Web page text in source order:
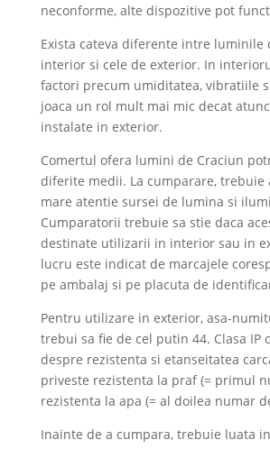
neconforme, alte dispozitive pot
Exista cateva diferente intre luminile
interior si cele de exterior. In
factori precum umiditatea, vibratiile
joaca un rol mult mai mic decat
instalate in exterior.
Comertul ofera lumini de Craciun
diferite medii. La cumparare, trebuie
mare atentie sursei de lumina si
Cumparatorii trebuie sa stie daca
destinate utilizarii in interior sau in
lucru este indicat de marcajele
pe ambalaj si pe placuta de
Pentru utilizare in exterior, asa-
trebui sa fie de cel putin 44. Clasa IP
despre rezistenta si etanseitatea
priveste rezistenta la praf (= primul
rezistenta la apa (= al doilea numar
Inainte de a cumpara, trebuie luata